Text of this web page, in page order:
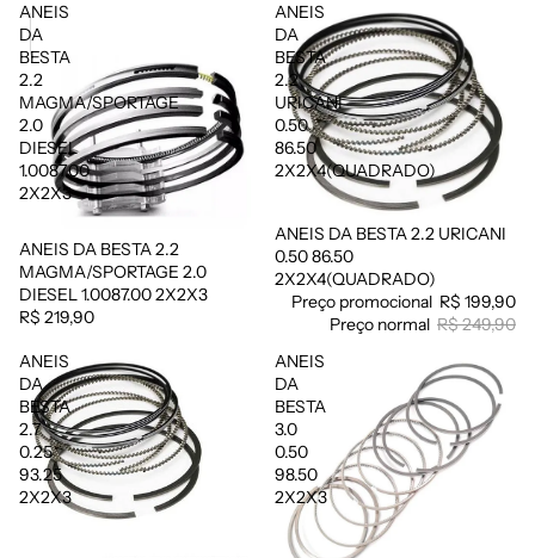
ANEIS
DA
BESTA
2.2
MAGMA/SPORTAGE
2.0
DIESEL
1.0087.00
2X2X3
ANEIS DA BESTA 2.2
MAGMA/SPORTAGE 2.0
DIESEL 1.0087.00 2X2X3
R$ 219,90
ANEIS
DA
BESTA
2.2
URICANI
0.50
86.50
2X2X4(QUADRADO)
Promoção
ANEIS DA BESTA 2.2 URICANI
0.50 86.50
2X2X4(QUADRADO)
Preço promocional R$ 199,90
Preço normal R$ 249,90
ANEIS
DA
BESTA
2.7
0.25
93.25
2X2X3
ANEIS
DA
BESTA
3.0
0.50
98.50
2X2X3